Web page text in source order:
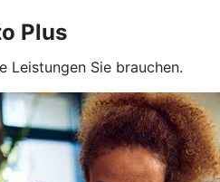
Plus
Leistungen Sie brauchen.